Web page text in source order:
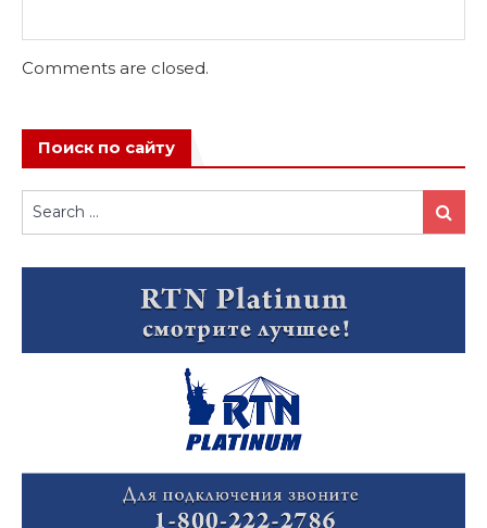
Comments are closed.
Поиск по сайту
for:
Search